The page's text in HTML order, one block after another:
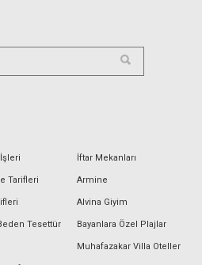
Tarifleri
Tesettür
İftar Mekanları
Armine
Alvina Giyim
Bayanlara Özel Plajlar
Muhafazakar Villa Oteller